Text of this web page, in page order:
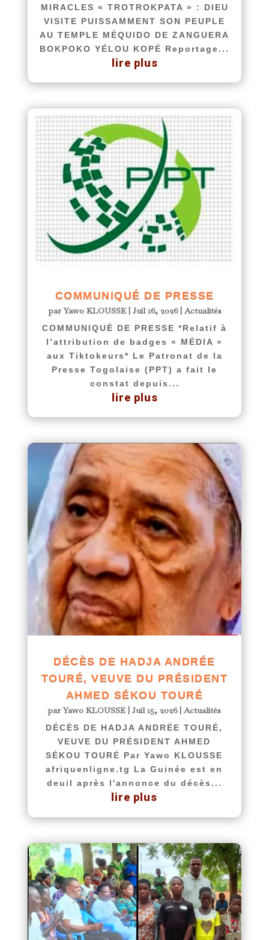
MIRACLES « TROTROKPATA » : DIEU
VISITE PUISSAMMENT SON PEUPLE
AU TEMPLE MÉQUIDO DE ZANGUERA
BOKPOKO YÉLOU KOPÉ Reportage...
lire plus
COMMUNIQUÉ DE PRESSE
parYawo KLOUSSE| Juil 16, 2026|Actualités
COMMUNIQUÉ DE PRESSE *Relatif à
l’attribution de badges « MÉDIA »
aux Tiktokeurs* Le Patronat de la
Presse Togolaise (PPT) a fait le
constat depuis...
lire plus
DÉCÈS DE HADJA ANDRÉE
TOURÉ, VEUVE DU PRÉSIDENT
AHMED SÉKOU TOURÉ
parYawo KLOUSSE |Juil 15, 2026|Actualités
DÉCÈS DE HADJA ANDRÉE TOURÉ,
VEUVE DU PRÉSIDENT AHMED
SÉKOU TOURÉ Par Yawo KLOUSSE
afriquenligne.tg La Guinée est en
deuil après l'annonce du décès...
lire plus